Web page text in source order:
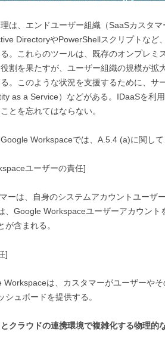
は、エンドユーザー組織（SaaSカスタ
DirectoryやPowerShellスクリプトなど
。これらのツールは、既存のオンプレミ
割を果たすが、ユーザー組織の規模が拡
。このような状況を支援するために、サ
as a Service）などがある。IDaaSを利
とを忘れてはならない。
Workspaceでは、A.5.4 (a)に関し
ユーザーの責任]
ーは、自身のシステムアカウントユーザ
、Google Workspaceユーザーアカウント
が含まれる。
]
Workspaceは、カスタマーがユーザーや
シュボードを提供する。
クラウドの連携環境で複雑化する物理的